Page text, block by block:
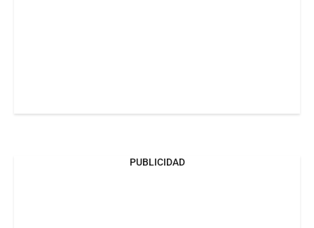
PUBLICIDAD